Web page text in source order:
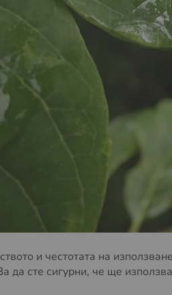
и честотата на
да сте сигурни, че ще